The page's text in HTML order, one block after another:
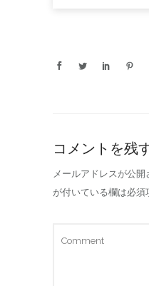
コメントを残
メールアドレスが公開
が付いている欄は必須